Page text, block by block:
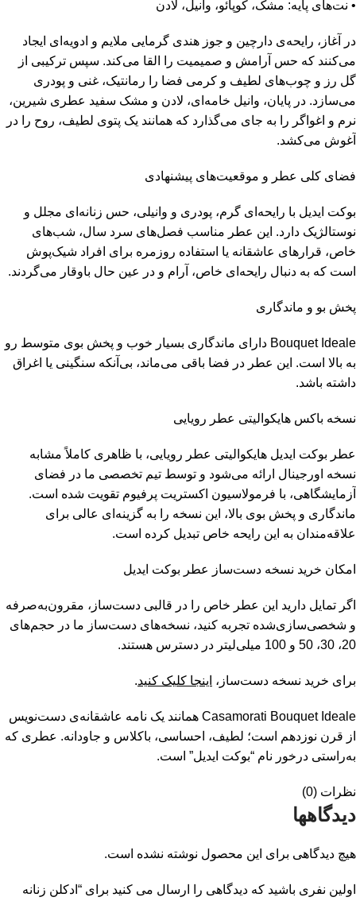
• نت‌های پایه: مشک، کوپائو، وانیل، لادن
در آغاز، رایحه‌ی دارچین و جوز هندی گرمایی ملایم و ادویه‌ای ایجاد
می‌کنند که حس آرامش و صمیمیت را القا می‌کند. سپس ترکیبی از
گل رز و چوب‌های لطیف و کرمی فضا را رمانتیک، غنی و پودری
می‌سازد. در پایان، وانیل خامه‌ای، لادن و مشک سفید عطری شیرین،
نرم و اغواگر را به جای می‌گذارد که همانند یک پتوی لطیف، روح را در
آغوش می‌کشد.
فضای کلی عطر و موقعیت‌های پیشنهادی
بوکت ایدیل با رایحه‌ای گرم، پودری و وانیلی، حس زنانه‌ای مجلل و
نوستالژیک دارد. این عطر مناسب فصل‌های سرد سال، شب‌های
خاص، قرارهای عاشقانه یا استفاده روزمره برای افراد شیک‌پوش
است که به دنبال رایحه‌ای خاص، آرام و در عین حال باوقار می‌گردند.
پخش بو و ماندگاری
Bouquet Ideale دارای ماندگاری بسیار خوب و پخش بوی متوسط رو
به بالا است. این عطر در فضا باقی می‌ماند، بی‌آنکه سنگینی یا اغراق
داشته باشد.
نسخه باکس هایکوالیتی عطر رویایی
عطر بوکت ایدیل هایکوالیتی عطر رویایی، با ظاهری کاملاً مشابه
نسخه اورجینال ارائه می‌شود و توسط تیم تخصصی ما در فضای
آزمایشگاهی، با فرمولاسیون اکستریت پرفیوم تقویت شده است.
ماندگاری و پخش بوی بالا، این نسخه را به گزینه‌ای عالی برای
علاقه‌مندان به این رایحه خاص تبدیل کرده است.
امکان خرید نسخه دست‌ساز عطر بوکت ایدیل
اگر تمایل دارید این عطر خاص را در قالبی دست‌ساز، مقرون‌به‌صرفه
و شخصی‌سازی‌شده تجربه کنید، نسخه‌های دست‌ساز ما در حجم‌های
20، 30، 50 و 100 میلی‌لیتر در دسترس هستند.
برای خرید نسخه دست‌ساز، اینجا کلیک کنید.
Casamorati Bouquet Ideale همانند یک نامه عاشقانه‌ی دست‌نویس
از قرن نوزدهم است؛ لطیف، احساسی، باکلاس و جاودانه. عطری که
به‌راستی درخور نام “بوکت ایدیل” است.
نظرات (0)
دیدگاهها
هیچ دیدگاهی برای این محصول نوشته نشده است.
اولین نفری باشید که دیدگاهی را ارسال می کنید برای “ادکلن زنانه